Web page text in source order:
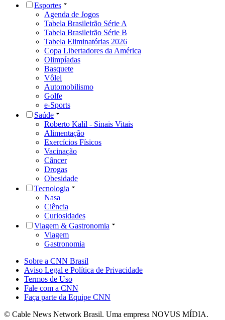
Esportes
Agenda de Jogos
Tabela Brasileirão Série A
Tabela Brasileirão Série B
Tabela Eliminatórias 2026
Copa Libertadores da América
Olimpíadas
Basquete
Vôlei
Automobilismo
Golfe
e-Sports
Saúde
Roberto Kalil - Sinais Vitais
Alimentação
Exercícios Físicos
Vacinação
Câncer
Drogas
Obesidade
Tecnologia
Nasa
Ciência
Curiosidades
Viagem & Gastronomia
Viagem
Gastronomia
Sobre a CNN Brasil
Aviso Legal e Política de Privacidade
Termos de Uso
Fale com a CNN
Faça parte da Equipe CNN
© Cable News Network Brasil. Uma empresa NOVUS MÍDIA.